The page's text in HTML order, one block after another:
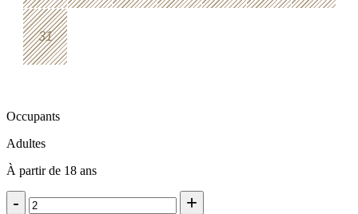
31
Occupants
Adultes
À partir de 18 ans
- +